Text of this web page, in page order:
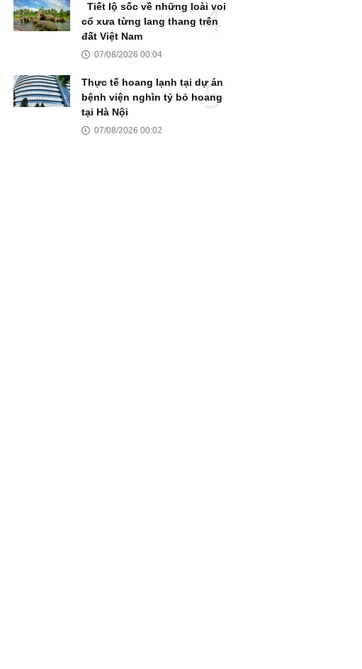
Tiết lộ sốc về những loài voi
cổ xưa từng lang thang trên
đất Việt Nam
07/08/2026 00:04
Thực tế hoang lạnh tại dự án
bệnh viện nghìn tỷ bỏ hoang
tại Hà Nội
07/08/2026 00:02